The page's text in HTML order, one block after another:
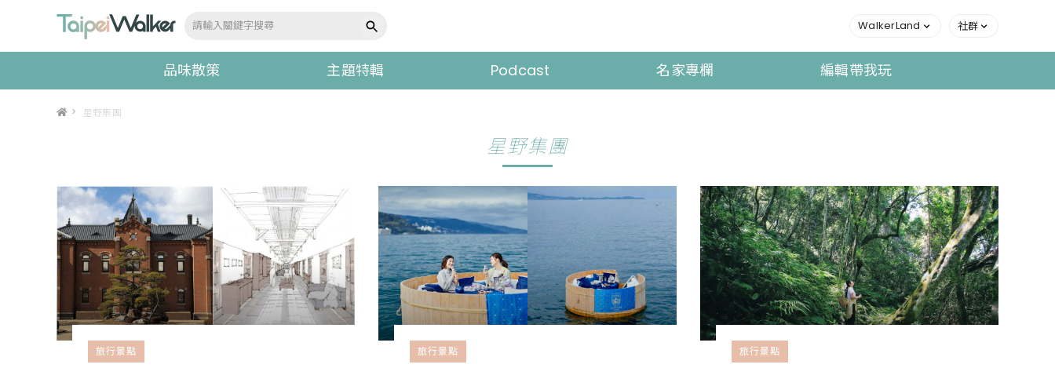
WalkerLand 社群
品味散策 主題特輯 Podcast 名家專欄 編輯帶我玩
> 星野集團
星野集團
旅行景點 旅行景點 旅行景點